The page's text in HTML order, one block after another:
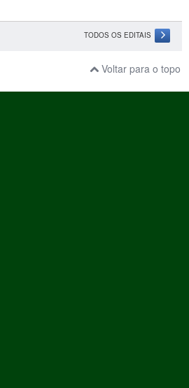
TODOS OS EDITAIS
Voltar para o topo